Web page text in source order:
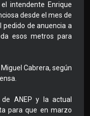
intendente Enrique
desde el mes de
pedido de anuencia a
esos metros para
Cabrera, según
ANEP y la actual
para que en marzo